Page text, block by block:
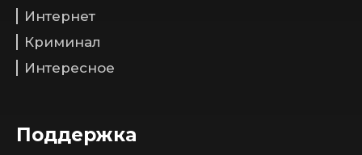
Интернет
Криминал
Интересное
Поддержка